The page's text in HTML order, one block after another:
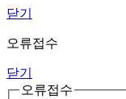
닫기
오류접수
닫기
오류접수